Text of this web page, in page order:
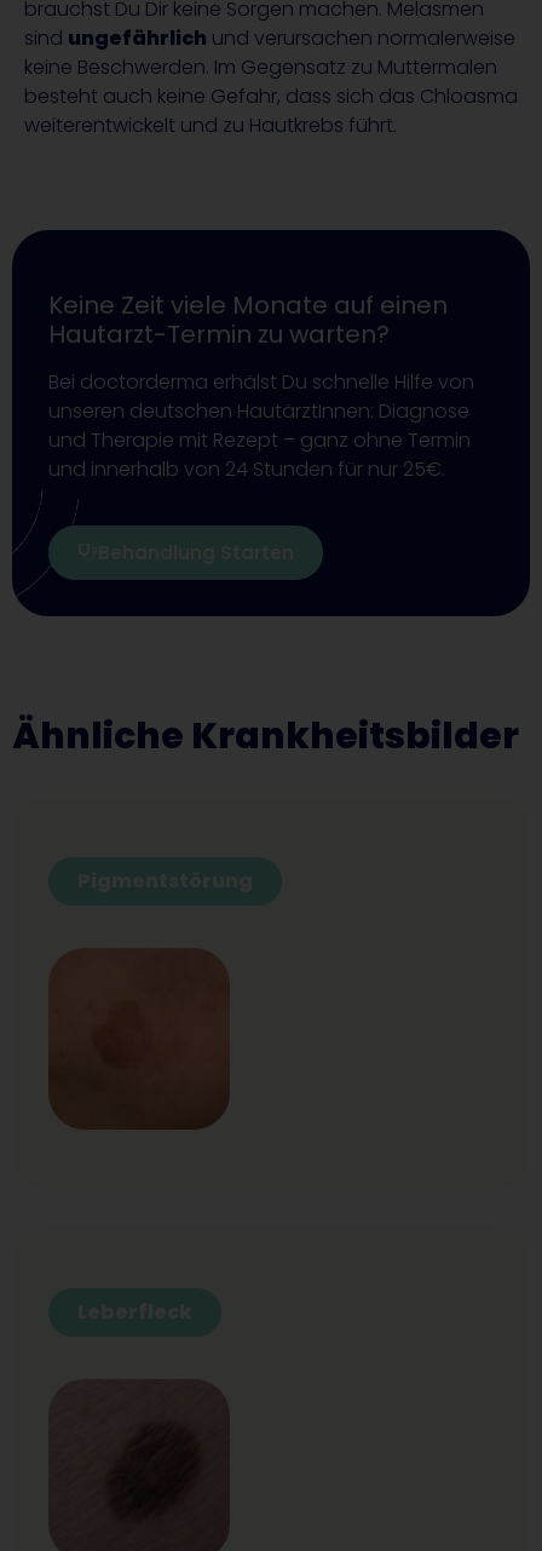
brauchst Du Dir keine Sorgen machen. Melasmen
sind ungefährlich und verursachen normalerweise
keine Beschwerden. Im Gegensatz zu Muttermalen
besteht auch keine Gefahr, dass sich das Chloasma
weiterentwickelt und zu Hautkrebs führt.
Keine Zeit viele Monate auf einen
Hautarzt-Termin zu warten?
Bei doctorderma erhälst Du schnelle Hilfe von
unseren deutschen HautärztInnen: Diagnose
und Therapie mit Rezept – ganz ohne Termin
und innerhalb von 24 Stunden für nur 25€.
Behandlung Starten
Ähnliche Krankheitsbilder
Pigmentstörung
Leberfleck